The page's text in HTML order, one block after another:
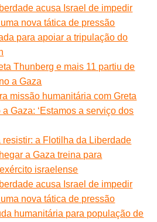
acusa Israel de impedir
nova tática de pressão
para apoiar a tripulação do
Thunberg e mais 11 partiu de
a Gaza
missão humanitária com Greta
Gaza: ‘Estamos a serviço dos
resistir: a Flotilha da Liberdade
a Gaza treina para
israelense
acusa Israel de impedir
nova tática de pressão
humanitária para população de